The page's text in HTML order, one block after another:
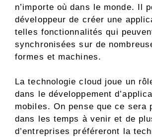
n’importe où dans le monde. Il
développeur de créer une
telles fonctionnalités qui
synchronisées sur de
formes et machines.
La technologie cloud joue un
dans le développement
mobiles. On pense que ce sera
dans les temps à venir et de
d’entreprises préféreront la